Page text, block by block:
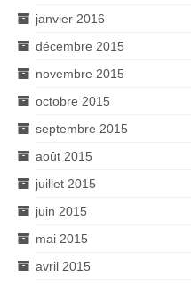
janvier 2016
décembre 2015
novembre 2015
octobre 2015
septembre 2015
août 2015
juillet 2015
juin 2015
mai 2015
avril 2015